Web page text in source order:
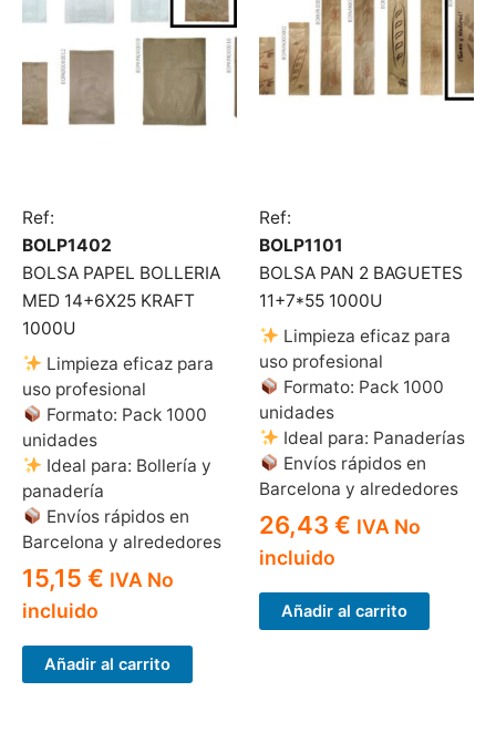
Ref:
BOLP1402
BOLSA PAPEL BOLLERIA
MED 14+6X25 KRAFT
1000U
Limpieza eficaz para
uso profesional
Formato: Pack 1000
unidades
Ideal para: Bollería y
panadería
Envíos rápidos en
Barcelona y alrededores
15,15 € IVA No
incluido
Añadir al carrito
Ref:
BOLP1101
BOLSA PAN 2 BAGUETES
11+7*55 1000U
Limpieza eficaz para
uso profesional
Formato: Pack 1000
unidades
Ideal para: Panaderías
Envíos rápidos en
Barcelona y alrededores
26,43 € IVA No
incluido
Añadir al carrito